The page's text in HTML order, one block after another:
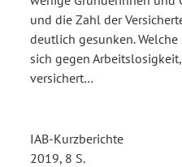
und die Zahl der
deutlich gesunken.
sich gegen
versichert…
IAB-Kurzberichte
2019, 8 S.